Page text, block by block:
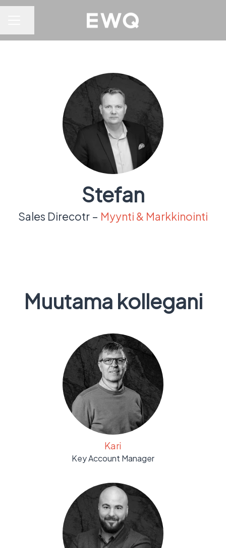
Stefan
Sales Direcotr – Myynti & Markkinointi
Muutama kollegani
Kari
Key Account Manager